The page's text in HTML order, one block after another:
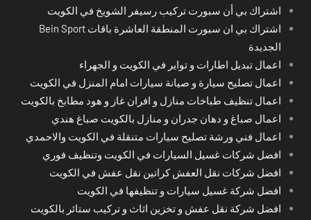
اشتراك بي أن سبورت تركيب رسيفر الشويخ في الكويت
اشتراك بي ان سبورت المنطقة العاشرة باقات Bein Sport
الجديدة
اعمال تبديل اطارات و تواير في الكويت و الجهراء
اعمال تصليح سيارة و صيانة سيارات امام المنزل في الكويت
اعمال تنظيف طباخات منازل و افران غاز و هود مطابخ بالكويت
اعمال صباغ و دهان جدران و منازل بالكويت صباغ هندي
اعمال فني ورشة تصليح سيارات متنقلة في الكويت والاحمدي
افضل شركات غسيل السيارات في الكويت وتنظيف فوري
افضل شركات نقل العفش كراتين نقل عفش في الكويت
افضل شركة غسيل سيارات و تنظيفها في الكويت
افضل شركة نقل عفش و تخزين اثاث و تركيب ستائر بالكويت